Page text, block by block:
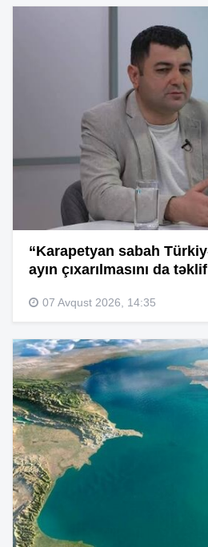
“Karapetyan sabah
ayın çıxarılmasını da
07 Avqust 2026, 14:35